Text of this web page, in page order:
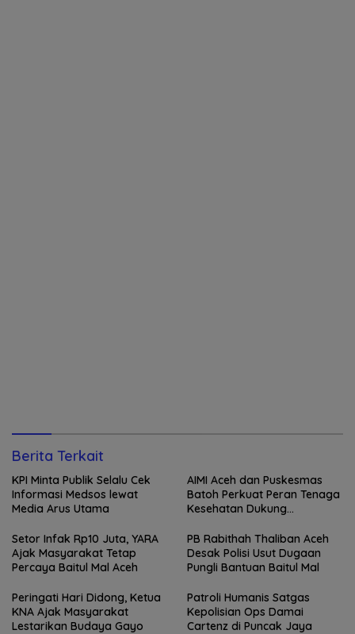
Berita Terkait
KPI Minta Publik Selalu Cek
Informasi Medsos lewat
Media Arus Utama
AIMI Aceh dan Puskesmas
Batoh Perkuat Peran Tenaga
Kesehatan Dukung
Setor Infak Rp10 Juta, YARA
Ajak Masyarakat Tetap
Percaya Baitul Mal Aceh
PB Rabithah Thaliban Aceh
Desak Polisi Usut Dugaan
Pungli Bantuan Baitul Mal
Peringati Hari Didong, Ketua
KNA Ajak Masyarakat
Lestarikan Budaya Gayo
Patroli Humanis Satgas
Kepolisian Ops Damai
Cartenz di Puncak Jaya